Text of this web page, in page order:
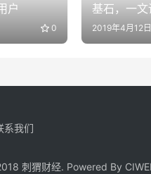
户
0
基石，一
签名
2019年4月12日
系我们
刺猬财经. Powered By